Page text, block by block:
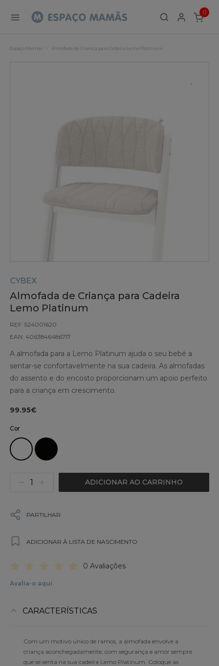
0
ITEMS
Espaço Mamãs Almofada de Criança para Cadeira Lemo Platinum
CYBEX
Almofada de Criança para Cadeira
Lemo Platinum
REF: 524001620
EAN: 4063846486717
A almofada para a Lemo Platinum ajuda o seu bebé a
sentar-se confortavelmente na sua cadeira. As almofadas
do assento e do encosto proporcionam um apoio perfeito
para a criança em crescimento.
99.95€
Cor
ADICIONAR AO CARRINHO
PARTILHAR
ADICIONAR À LISTA DE NASCIMENTO
0 Avaliações
Avalia-o aqui
CARACTERÍSTICAS
Com um motivo único de ramos, a almofada envolve a
criança aconchegadamente, com segurança e amor sempre
que se senta na sua cadeira Lemo Platinum. Coloque as